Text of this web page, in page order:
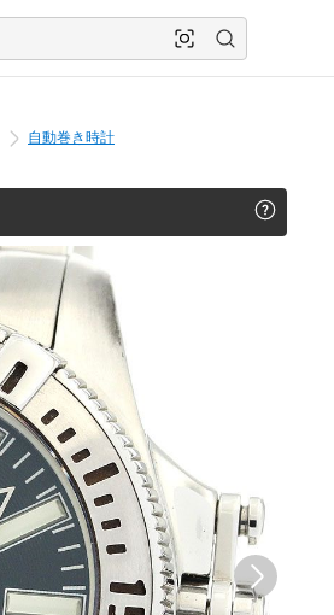
自動巻き時計